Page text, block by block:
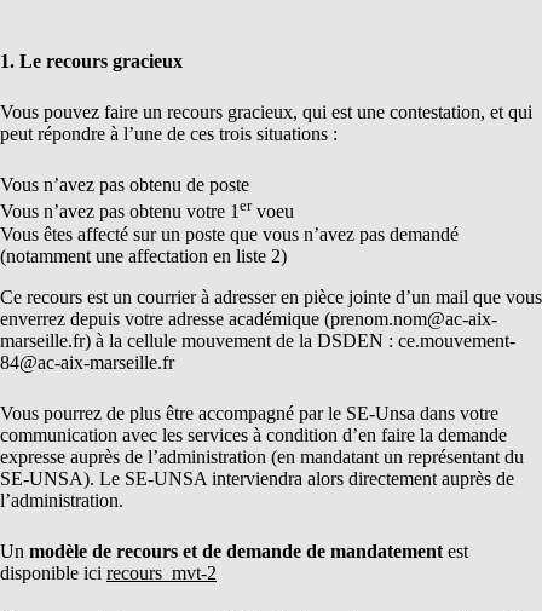
1. Le recours gracieux
Vous pouvez faire un recours gracieux, qui est une contestation, et qui
peut répondre à l’une de ces trois situations :
Vous n’avez pas obtenu de poste
Vous n’avez pas obtenu votre 1ervoeu
Vous êtes affecté sur un poste que vous n’avez pas demandé
(notamment une affectation en liste 2)
Ce recours est un courrier à adresser en pièce jointe d’un mail que vous
enverrez depuis votre adresse académique (prenom.nom@ac-aix-
marseille.fr) à la cellule mouvement de la DSDEN : ce.mouvement-
84@ac-aix-marseille.fr
Vous pourrez de plus être accompagné par le SE-Unsa dans votre
communication avec les services à condition d’en faire la demande
expresse auprès de l’administration (en mandatant un représentant du
SE-UNSA). Le SE-UNSA interviendra alors directement auprès de
l’administration.
Un modèle de recours et de demande de mandatement est
disponible ici recours_mvt-2